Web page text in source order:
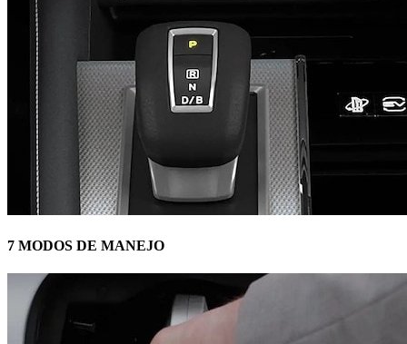
7 MODOS DE MANEJO